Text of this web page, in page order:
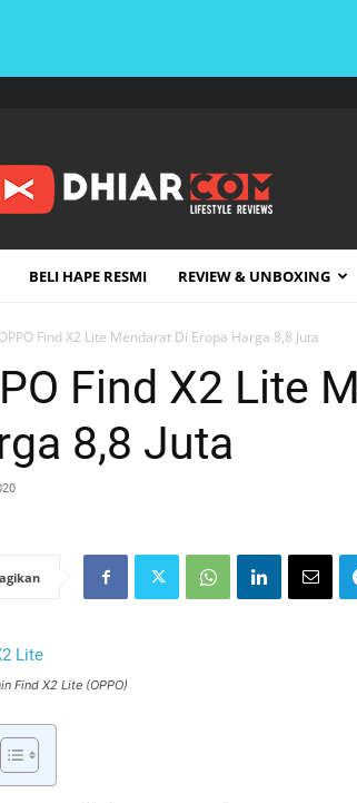
BELI HAPE RESMI REVIEW & UNBOXING
OPPO Find X2 Lite Mendarat Di Eropa Harga 8,8 Juta
Find X2 Lite
8,8 Juta
Find X2 Lite (OPPO)